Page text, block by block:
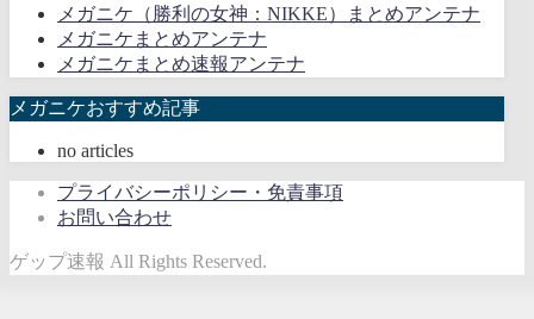
メガニケ（勝利の女神：NIKKE）まとめアンテナ
メガニケまとめアンテナ
メガニケまとめ速報アンテナ
メガニケおすすめ記事
no articles
プライバシーポリシー・免責事項
お問い合わせ
ゲップ速報 All Rights Reserved.